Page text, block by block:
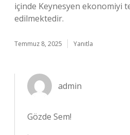
içinde Keynesyen ekonomiyi
edilmektedir.
Temmuz 8, 2025 Yanıtla
admin
Gözde Sem!